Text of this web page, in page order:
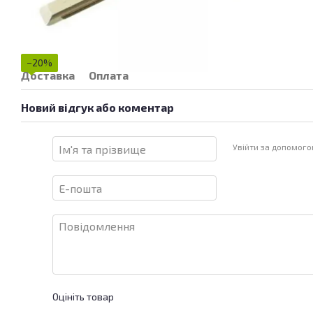
−20%
Доставка Оплата
Новий відгук або коментар
Увійти за
Оцініть товар